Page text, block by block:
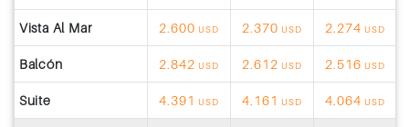
Vista Al Mar 2.600 USD 2.370 USD 2.274 USD
Balcón 2.842 USD 2.612 USD 2.516 USD
Suite 4.391 USD 4.161 USD 4.064 USD